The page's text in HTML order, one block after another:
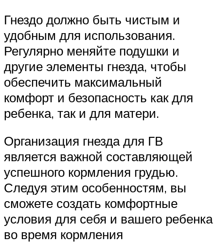
Гнездо должно быть чистым и
удобным для использования.
Регулярно меняйте подушки и
другие элементы гнезда, чтобы
обеспечить максимальный
комфорт и безопасность как для
ребенка, так и для матери.
Организация гнезда для ГВ
является важной составляющей
успешного кормления грудью.
Следуя этим особенностям, вы
сможете создать комфортные
условия для себя и вашего ребенка
во время кормления